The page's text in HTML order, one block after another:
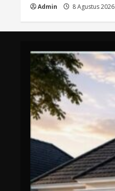
Admin 8 Agustus 2026